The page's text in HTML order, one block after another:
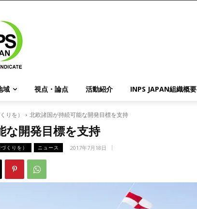
域 視点・論点 活動紹介 INPS JAPAN組織概要
りを） 北欧諸国が持続可能な開発目標を支持
な開発目標を支持
くりを） ニュース 2017年7月18日